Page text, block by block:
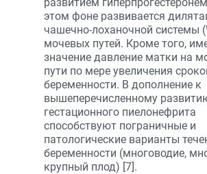
этом фоне развивается
чашечно-лоханочной системы
мочевых путей. Кроме того,
значение давление матки на
пути по мере увеличения
беременности. В дополнение к
вышеперечисленному
гестационного пиелонефрита
способствуют пограничные и
патологические варианты
беременности (многоводие,
крупный плод) [7].